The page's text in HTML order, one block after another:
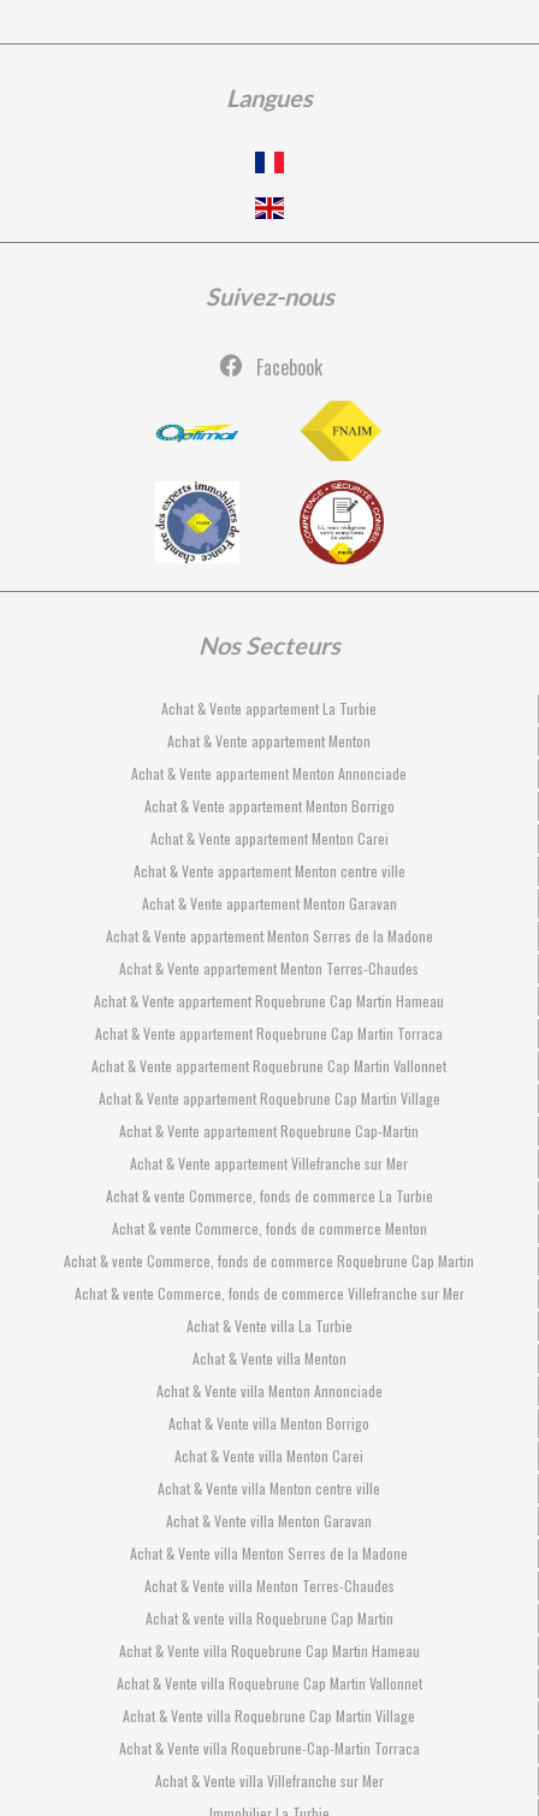
Langues
Suivez-nous
Facebook
Nos Secteurs
Achat & Vente appartement La Turbie
Achat & Vente appartement Menton
Achat & Vente appartement Menton Annonciade
Achat & Vente appartement Menton Borrigo
Achat & Vente appartement Menton Carei
Achat & Vente appartement Menton centre ville
Achat & Vente appartement Menton Garavan
Achat & Vente appartement Menton Serres de la Madone
Achat & Vente appartement Menton Terres-Chaudes
Achat & Vente appartement Roquebrune Cap Martin Hameau
Achat & Vente appartement Roquebrune Cap Martin Torraca
Achat & Vente appartement Roquebrune Cap Martin Vallonnet
Achat & Vente appartement Roquebrune Cap Martin Village
Achat & Vente appartement Roquebrune Cap-Martin
Achat & Vente appartement Villefranche sur Mer
Achat & vente Commerce, fonds de commerce La Turbie
Achat & vente Commerce, fonds de commerce Menton
Achat & vente Commerce, fonds de commerce Roquebrune Cap Martin
Achat & vente Commerce, fonds de commerce Villefranche sur Mer
Achat & Vente villa La Turbie
Achat & Vente villa Menton
Achat & Vente villa Menton Annonciade
Achat & Vente villa Menton Borrigo
Achat & Vente villa Menton Carei
Achat & Vente villa Menton centre ville
Achat & Vente villa Menton Garavan
Achat & Vente villa Menton Serres de la Madone
Achat & Vente villa Menton Terres-Chaudes
Achat & vente villa Roquebrune Cap Martin
Achat & Vente villa Roquebrune Cap Martin Hameau
Achat & Vente villa Roquebrune Cap Martin Vallonnet
Achat & Vente villa Roquebrune Cap Martin Village
Achat & Vente villa Roquebrune-Cap-Martin Torraca
Achat & Vente villa Villefranche sur Mer